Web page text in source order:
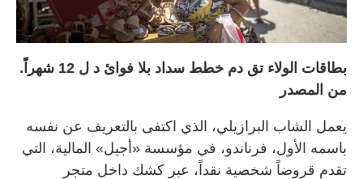
بطاقات الولاء تق دم خطط سداد بلا فوائ د ل 12 شهراًً.
من المصدر
يعمل الشاب البرازيلي، الذي اكتفى بالتعريف عن نفسه
باسمه الأول، فرناندو، في مؤسسة «أجيل» المالية، التي
تقدم قروضاً شخصية نقداً، عبر كشك داخل متجر